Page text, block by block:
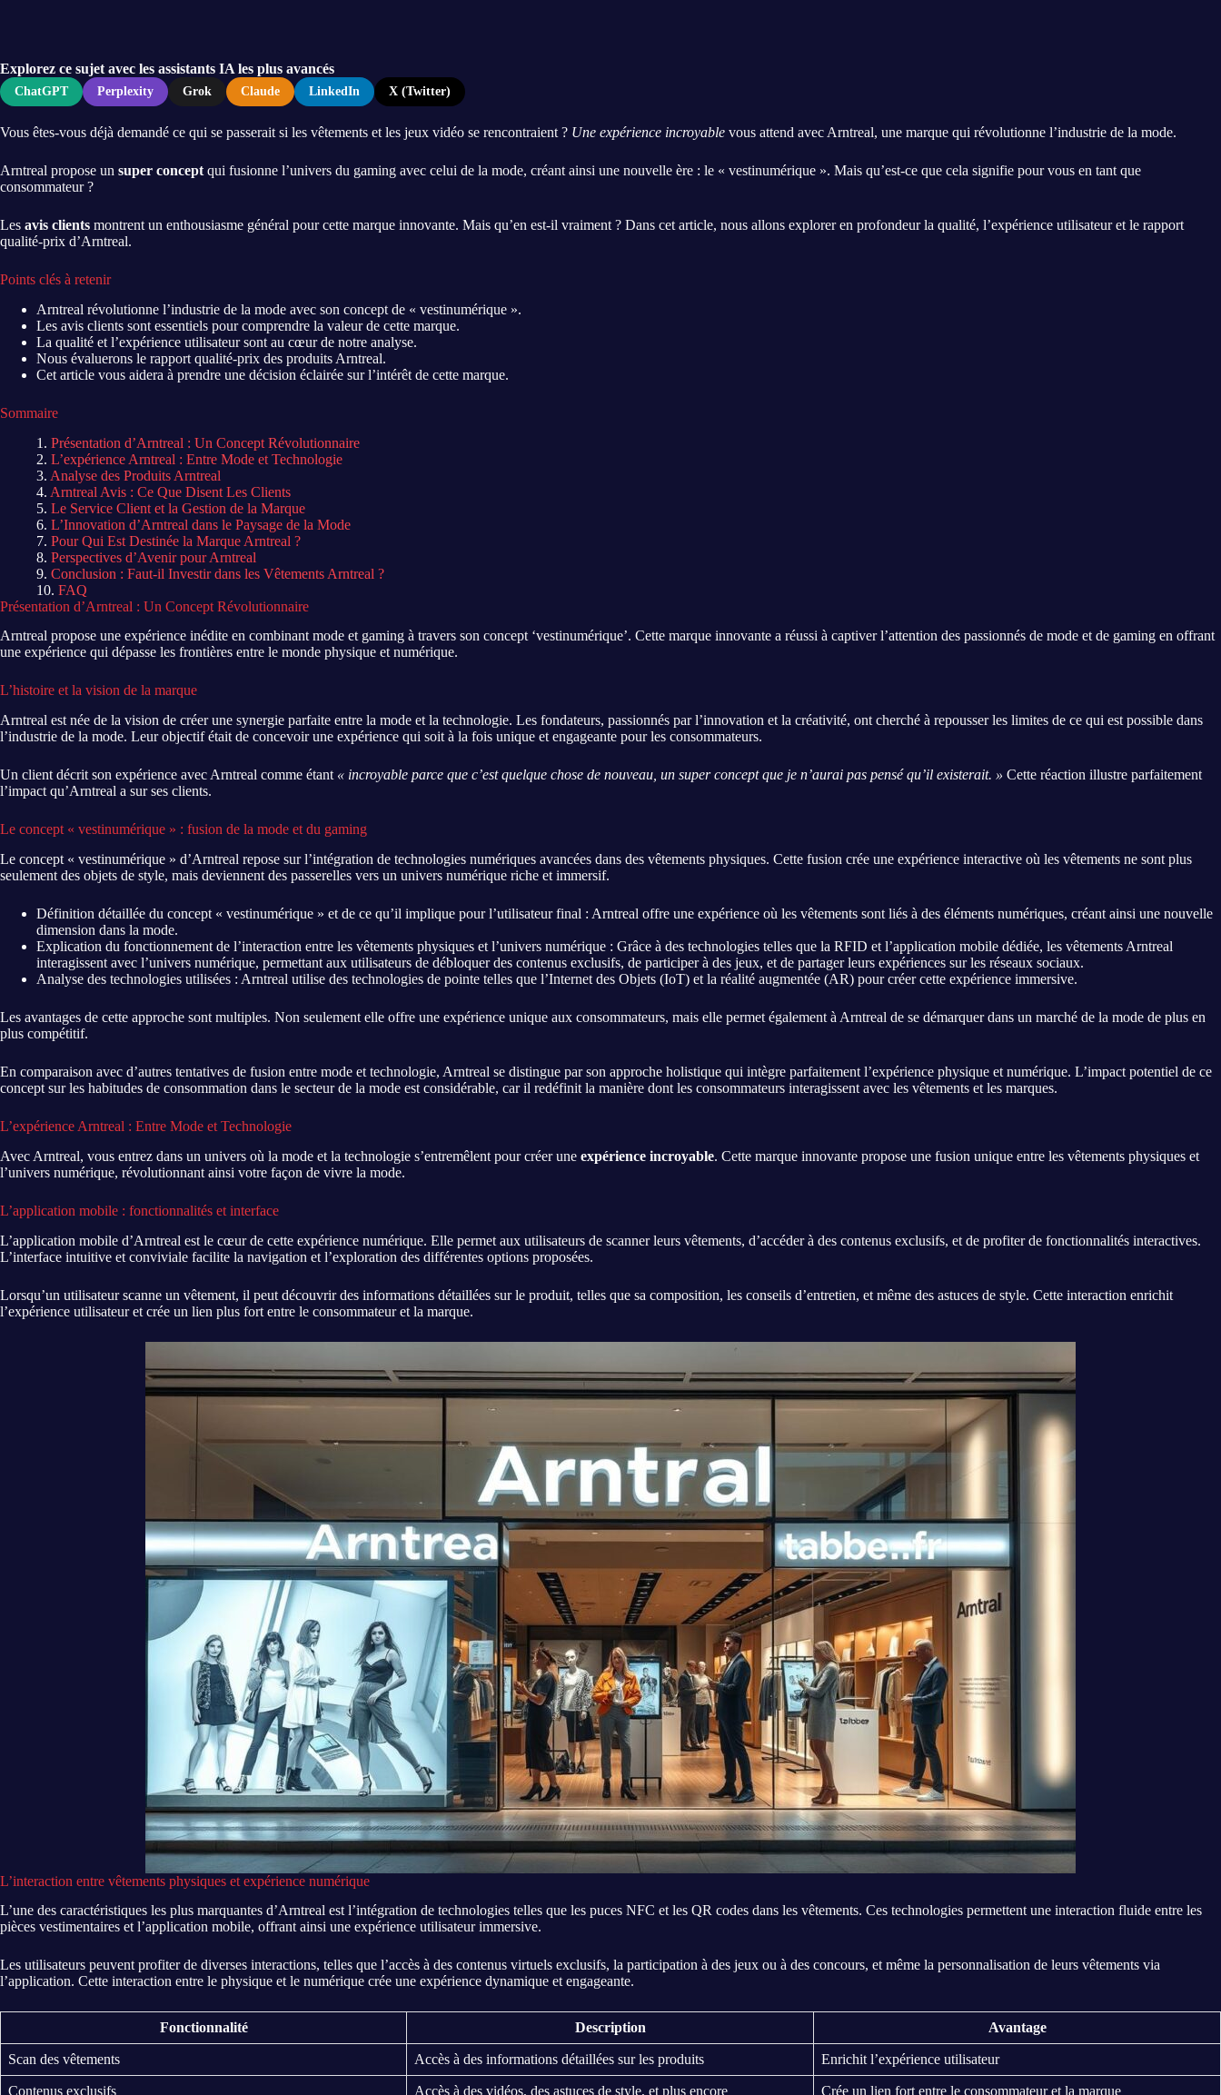
Explorez ce sujet avec les assistants IA les plus avancés
ChatGPT Perplexity Grok Claude LinkedIn X (Twitter)
Vous êtes-vous déjà demandé ce qui se passerait si les vêtements et les jeux vidéo se rencontraient ? Une expérience incroyable vous attend avec Arntreal, une marque qui révolutionne l’industrie de la mode.
Arntreal propose un super concept qui fusionne l’univers du gaming avec celui de la mode, créant ainsi une nouvelle ère : le « vestinumérique ». Mais qu’est-ce que cela signifie pour vous en tant que
consommateur ?
Les avis clients montrent un enthousiasme général pour cette marque innovante. Mais qu’en est-il vraiment ? Dans cet article, nous allons explorer en profondeur la qualité, l’expérience utilisateur et le rapport
qualité-prix d’Arntreal.
Points clés à retenir
Arntreal révolutionne l’industrie de la mode avec son concept de « vestinumérique ».
Les avis clients sont essentiels pour comprendre la valeur de cette marque.
La qualité et l’expérience utilisateur sont au cœur de notre analyse.
Nous évaluerons le rapport qualité-prix des produits Arntreal.
Cet article vous aidera à prendre une décision éclairée sur l’intérêt de cette marque.
Sommaire
Présentation d’Arntreal : Un Concept Révolutionnaire
L’expérience Arntreal : Entre Mode et Technologie
Analyse des Produits Arntreal
Arntreal Avis : Ce Que Disent Les Clients
Le Service Client et la Gestion de la Marque
L’Innovation d’Arntreal dans le Paysage de la Mode
Pour Qui Est Destinée la Marque Arntreal ?
Perspectives d’Avenir pour Arntreal
Conclusion : Faut-il Investir dans les Vêtements Arntreal ?
FAQ
Présentation d’Arntreal : Un Concept Révolutionnaire
Arntreal propose une expérience inédite en combinant mode et gaming à travers son concept ‘vestinumérique’. Cette marque innovante a réussi à captiver l’attention des passionnés de mode et de gaming en offrant
une expérience qui dépasse les frontières entre le monde physique et numérique.
L’histoire et la vision de la marque
Arntreal est née de la vision de créer une synergie parfaite entre la mode et la technologie. Les fondateurs, passionnés par l’innovation et la créativité, ont cherché à repousser les limites de ce qui est possible dans
l’industrie de la mode. Leur objectif était de concevoir une expérience qui soit à la fois unique et engageante pour les consommateurs.
Un client décrit son expérience avec Arntreal comme étant « incroyable parce que c’est quelque chose de nouveau, un super concept que je n’aurai pas pensé qu’il existerait. » Cette réaction illustre parfaitement
l’impact qu’Arntreal a sur ses clients.
Le concept « vestinumérique » : fusion de la mode et du gaming
Le concept « vestinumérique » d’Arntreal repose sur l’intégration de technologies numériques avancées dans des vêtements physiques. Cette fusion crée une expérience interactive où les vêtements ne sont plus
seulement des objets de style, mais deviennent des passerelles vers un univers numérique riche et immersif.
Définition détaillée du concept « vestinumérique » et de ce qu’il implique pour l’utilisateur final : Arntreal offre une expérience où les vêtements sont liés à des éléments numériques, créant ainsi une nouvelle
dimension dans la mode.
Explication du fonctionnement de l’interaction entre les vêtements physiques et l’univers numérique : Grâce à des technologies telles que la RFID et l’application mobile dédiée, les vêtements Arntreal
interagissent avec l’univers numérique, permettant aux utilisateurs de débloquer des contenus exclusifs, de participer à des jeux, et de partager leurs expériences sur les réseaux sociaux.
Analyse des technologies utilisées : Arntreal utilise des technologies de pointe telles que l’Internet des Objets (IoT) et la réalité augmentée (AR) pour créer cette expérience immersive.
Les avantages de cette approche sont multiples. Non seulement elle offre une expérience unique aux consommateurs, mais elle permet également à Arntreal de se démarquer dans un marché de la mode de plus en
plus compétitif.
En comparaison avec d’autres tentatives de fusion entre mode et technologie, Arntreal se distingue par son approche holistique qui intègre parfaitement l’expérience physique et numérique. L’impact potentiel de ce
concept sur les habitudes de consommation dans le secteur de la mode est considérable, car il redéfinit la manière dont les consommateurs interagissent avec les vêtements et les marques.
L’expérience Arntreal : Entre Mode et Technologie
Avec Arntreal, vous entrez dans un univers où la mode et la technologie s’entremêlent pour créer une expérience incroyable. Cette marque innovante propose une fusion unique entre les vêtements physiques et
l’univers numérique, révolutionnant ainsi votre façon de vivre la mode.
L’application mobile : fonctionnalités et interface
L’application mobile d’Arntreal est le cœur de cette expérience numérique. Elle permet aux utilisateurs de scanner leurs vêtements, d’accéder à des contenus exclusifs, et de profiter de fonctionnalités interactives.
L’interface intuitive et conviviale facilite la navigation et l’exploration des différentes options proposées.
Lorsqu’un utilisateur scanne un vêtement, il peut découvrir des informations détaillées sur le produit, telles que sa composition, les conseils d’entretien, et même des astuces de style. Cette interaction enrichit
l’expérience utilisateur et crée un lien plus fort entre le consommateur et la marque.
L’interaction entre vêtements physiques et expérience numérique
L’une des caractéristiques les plus marquantes d’Arntreal est l’intégration de technologies telles que les puces NFC et les QR codes dans les vêtements. Ces technologies permettent une interaction fluide entre les
pièces vestimentaires et l’application mobile, offrant ainsi une expérience utilisateur immersive.
Les utilisateurs peuvent profiter de diverses interactions, telles que l’accès à des contenus virtuels exclusifs, la participation à des jeux ou à des concours, et même la personnalisation de leurs vêtements via
l’application. Cette interaction entre le physique et le numérique crée une expérience dynamique et engageante.
Fonctionnalité Description Avantage
Scan des vêtements Accès à des informations détaillées sur les produits Enrichit l’expérience utilisateur
Contenus exclusifs Accès à des vidéos, des astuces de style, et plus encore Crée un lien fort entre le consommateur et la marque